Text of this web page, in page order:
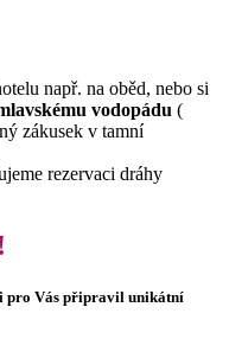
např. na oběd, nebo si
vodopádu (
zákusek v tamní
rezervaci dráhy
pro Vás připravil unikátní